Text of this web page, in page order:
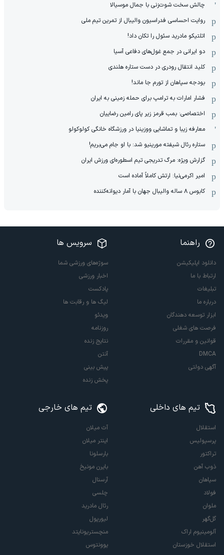
چالش سخت شوت‌زنی با جمال موسیالا
روایت احساسی فدراسیون والیبال از تمرین تیم ملی
اتلتیکو مادرید سئول را تکان داد!
دو ایرانی در جمع غول‌های دفاعی آسیا
کلید انتقال رودری در دست ستاره هلندی
بودجه سپاهان از تورم جا ماند!
فشار امارات به ترامپ برای حمله زمینی به ایران
اختصاصی: بمب قرمز زیر پای رامین رضاییان
معارفه زیبا و تماشایی ووزینیا در ورزشگاه خانگی کولوکولو
ستاره رئال شیفته مورینیو شد: با او جام می‌بریم!
گزارش ویژه: مرگ تدریجی تیم اسطوره‌ای ورزش ایران
امیر اکرمی‌نیا: ارتش کاملاً آماده است
کابوس ۸ ساله والیبال جهان با آمار دیوانه‌کننده
راهنما
دانلود اپلیکیشن
ارتباط با ما
تبلیغات
درباره ما
ابزار توسعه دهندگان
فرصت های شغلی
قوانین و مقررات
DMCA
آگهی دولتی
سرویس ها
سوژه‌های ورزشی شما
اخبار ورزشی
پادکست
لیگ ها و رقابت ها
ویدئو
روزنامه
نتایج زنده
آنتن
پیش بینی
پخش زنده
تیم های داخلی
استقلال
پرسپولیس
تراکتور
ذوب آهن
سپاهان
فولاد
ملوان
گل‌گهر
آلومینیوم اراک
استقلال خوزستان
تیم های خارجی
آث میلان
اینتر میلان
بارسلونا
بایرن مونیخ
آرسنال
چلسی
رئال مادرید
لیورپول
منچستریونایتد
یوونتوس